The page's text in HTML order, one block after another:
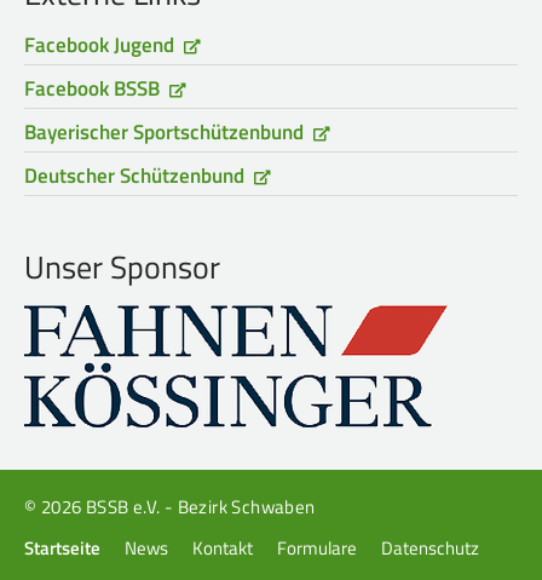
Facebook Jugend
Facebook BSSB
Bayerischer Sportschützenbund
Deutscher Schützenbund
Unser Sponsor
© 2026 BSSB e.V. - Bezirk Schwaben
Navigation
Startseite News Kontakt Formulare
Datenschutz